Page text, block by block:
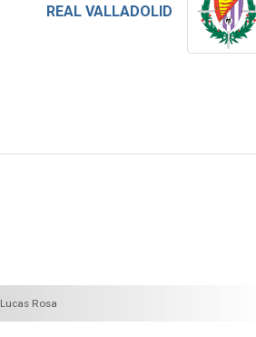
REAL VALLADOLID
Lucas Rosa